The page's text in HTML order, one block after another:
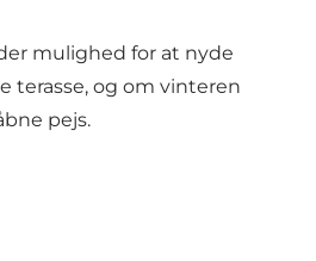
mulighed for at nyde
terasse, og om vinteren
pejs.